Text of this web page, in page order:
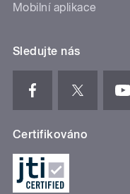
Mobilní aplikace
Sledujte nás
Certifikováno